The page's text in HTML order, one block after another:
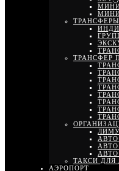
ТРАНСФЕРЫ
ТРАНСФЕР
ТАКСИ
АЭРОПОРТ